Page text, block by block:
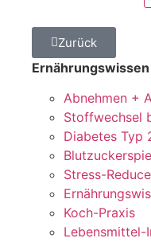
Zurück
Ernährungswissen
Abnehmen +
Stoffwechsel
Diabetes Typ
Stress-
Koch-Praxis
Lebensmittel-